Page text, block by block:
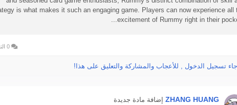
is what makes it such an engaging game. Players can now experience all
excitement of Rummy right in their
تسجيل الدخول , للأعجاب والمشاركة والتعليق على هذا!
ZHANG HUANG إضافة مادة جديدة